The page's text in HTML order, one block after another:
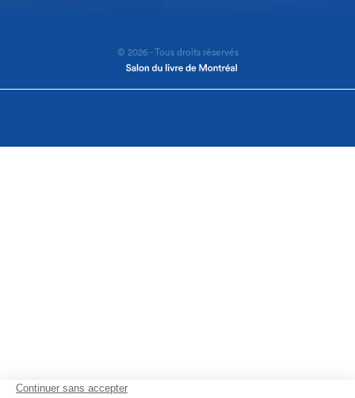
© 2026 - Tous droits réservés